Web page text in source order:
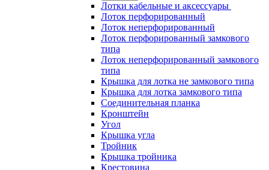
Лотки кабельные и аксессуары
Лоток перфорированный
Лоток неперфорированный
Лоток перфорированный замкового
типа
Лоток неперфорированный замкового
типа
Крышка для лотка не замкового типа
Крышка для лотка замкового типа
Соединительная планка
Кронштейн
Угол
Крышка угла
Тройник
Крышка тройника
Крестовина